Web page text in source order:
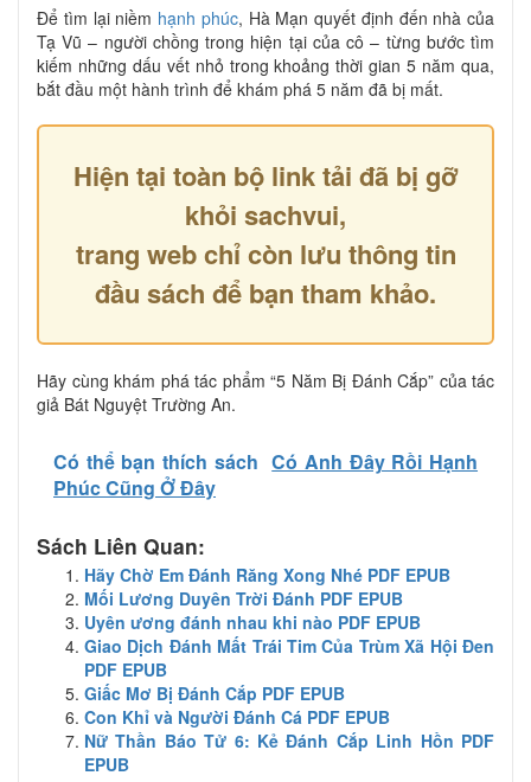
Để tìm lại niềm hạnh phúc, Hà Mạn quyết định đến nhà của
Tạ Vũ – người chồng trong hiện tại của cô – từng bước tìm
kiếm những dấu vết nhỏ trong khoảng thời gian 5 năm qua,
bắt đầu một hành trình để khám phá 5 năm đã bị mất.
Hiện tại toàn bộ link tải đã bị gỡ
khỏi sachvui,
trang web chỉ còn lưu thông tin
đầu sách để bạn tham khảo.
Hãy cùng khám phá tác phẩm “5 Năm Bị Đánh Cắp” của tác
giả Bát Nguyệt Trường An.
Có thể bạn thích sách Có Anh Đây Rồi Hạnh
Phúc Cũng Ở Đây
Sách Liên Quan:
Hãy Chờ Em Đánh Răng Xong Nhé PDF EPUB
Mối Lương Duyên Trời Đánh PDF EPUB
Uyên ương đánh nhau khi nào PDF EPUB
Giao Dịch Đánh Mất Trái Tim Của Trùm Xã Hội Đen
PDF EPUB
Giấc Mơ Bị Đánh Cắp PDF EPUB
Con Khỉ và Người Đánh Cá PDF EPUB
Nữ Thần Báo Tử 6: Kẻ Đánh Cắp Linh Hồn PDF
EPUB